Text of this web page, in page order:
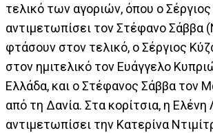
τελικό των αγοριών, όπου ο
αντιμετωπίσει τον Στέφανο Σάββα
φτάσουν στον τελικό, ο Σέργιος
στον ημιτελικό τον Ευάγγελο
Ελλάδα, και ο Στέφανος Σάββα τον
από τη Δανία. Στα κορίτσια, η
αντιμετωπίσει την Κατερίνα